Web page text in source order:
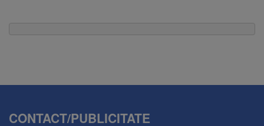
CONTACT/PUBLICITATE